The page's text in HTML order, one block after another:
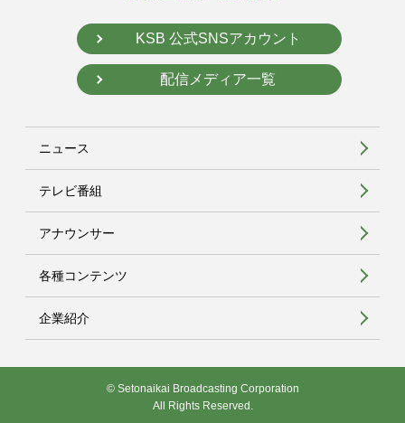
KSB 公式SNSアカウント
配信メディア一覧
ニュース
テレビ番組
アナウンサー
各種コンテンツ
企業紹介
© Setonaikai Broadcasting Corporation
All Rights Reserved.